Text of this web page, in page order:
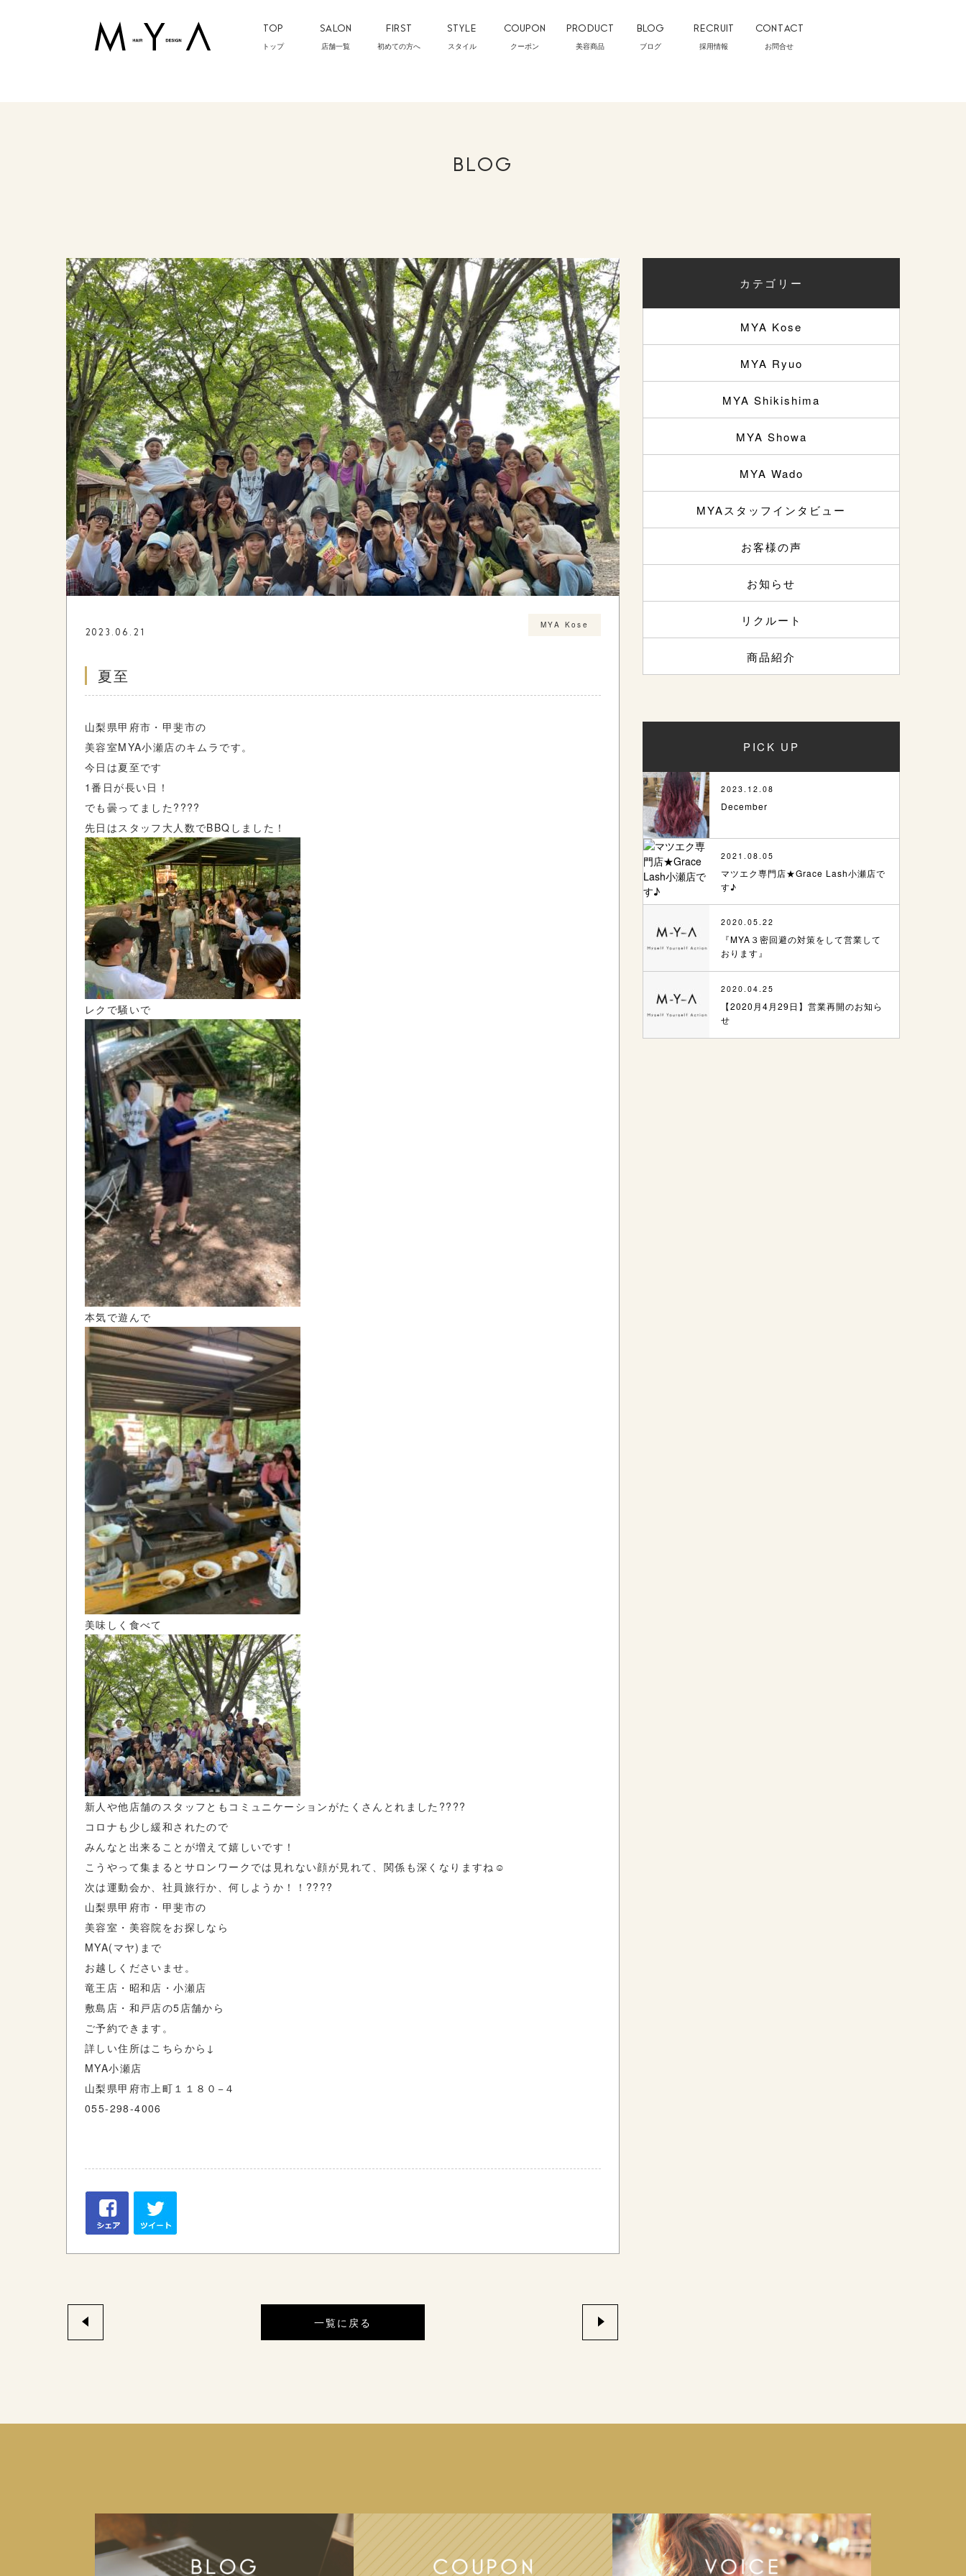
TOP
トップ
SALON
店舗一覧
FIRST
初めての方へ
STYLE
スタイル
COUPON
クーポン
PRODUCT
美容商品
BLOG
ブログ
RECRUIT
採用情報
CONTACT
お問合せ
BLOG
2023.06.21
MYA Kose
夏至
山梨県甲府市・甲斐市の
美容室MYA小瀬店のキムラです。
今日は夏至です
1番日が長い日！
でも曇ってました????
先日はスタッフ大人数でBBQしました！
レクで騒いで
本気で遊んで
美味しく食べて
新人や他店舗のスタッフともコミュニケーションがたくさんとれました????
コロナも少し緩和されたので
みんなと出来ることが増えて嬉しいです！
こうやって集まるとサロンワークでは見れない顔が見れて、関係も深くなりますね☺️
次は運動会か、社員旅行か、何しようか！！????
山梨県甲府市・甲斐市の
美容室・美容院をお探しなら
MYA( マヤ) まで
お越しくださいませ。
竜王店・昭和店・小瀬店
敷島店・和戸店の5店舗から
ご予約できます。
詳しい住所はこちらから ↓
MYA小瀬店
山梨県甲府市上町１１８０ − ４
055-298-4006
一覧に戻る
カテゴリー
MYA Kose
MYA Ryuo
MYA Shikishima
MYA Showa
MYA Wado
MYAスタッフインタビュー
お客様の声
お知らせ
リクルート
商品紹介
PICK UP
2023.12.08
December
2021.08.05
マツエク専門店★Grace Lash小瀬店で
す♪
2020.05.22
『MYA３密回避の対策をして営業して
おります』
2020.04.25
【2020月4月29日】営業再開のお知ら
せ